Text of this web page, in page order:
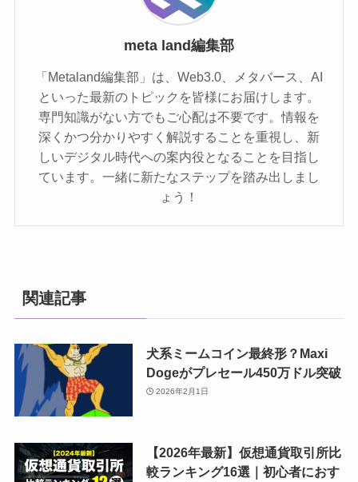
meta land編集部
「Metaland編集部」は、Web3.0、メタバース、AI
といった最新のトピックを皆様にお届けします。
専門知識がない方でもご心配は不要です。情報を
深くかつ分かりやすく解説することを重視し、新
しいデジタル時代への案内役となることを目指し
ています。一緒に新たなステップを踏み出しまし
ょう！
関連記事
犬系ミームコイン最終形？Maxi
Dogeがプレセール450万ドル突破
2026年2月1日
【2026年最新】仮想通貨取引所比
較ランキング16選｜初心者におす